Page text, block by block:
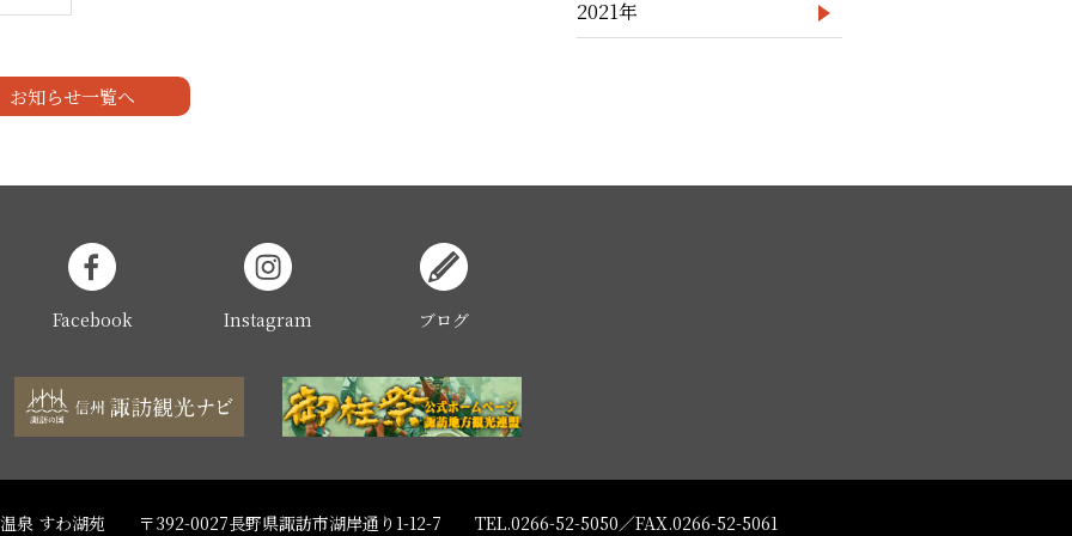
お知らせ一覧へ
2021年
Facebook Instagram ブログ
泉 すわ湖苑 〒392-0027長野県諏訪市湖岸通り1-12-7 TEL.0266-52-5050／FAX.0266-52-5061